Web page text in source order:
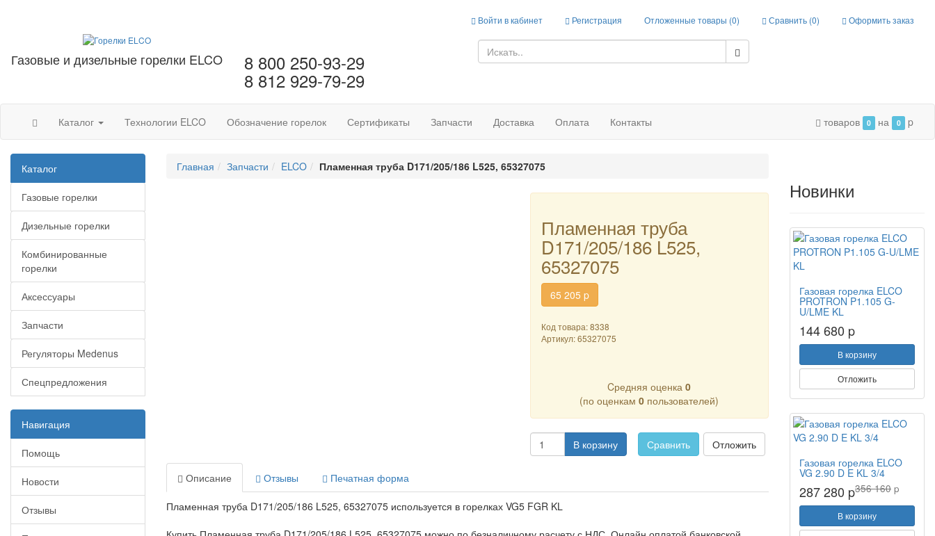
Газовые и дизельные горелки ELCO
Войти в кабинет Регистрация Отложенные товары (0) Сравнить (0) Оформить заказ
8 800 250-93-29
8 812 929-79-29
Каталог Технологии ELCO Обозначение горелок Сертификаты Запчасти Доставка Оплата Контакты товаров 0 на 0 p
Каталог
Газовые горелки
Дизельные горелки
Комбинированные
горелки
Аксессуары
Запчасти
Регуляторы Medenus
Спецпредложения
Навигация
Помощь
Новости
Отзывы
Главная Запчасти ELCO Пламенная труба D171/205/186 L525, 65327075
Пламенная труба
D171/205/186 L525,
65327075
65 205 p
Код товара: 8338
Артикул:65327075
Cредняя оценка0
(по оценкам0 пользователей)
В корзину Сравнить Отложить
Описание Отзывы Печатная форма
Пламенная труба D171/205/186 L525, 65327075 используется в горелках VG5 FGR KL
Новинки
Газовая горелка ELCO
PROTRON P1.105 G-
U/LME KL
144 680 p
В корзину
Отложить
Газовая горелка ELCO
VG 2.90 D E KL 3/4
287 280 p356 160 p
В корзину